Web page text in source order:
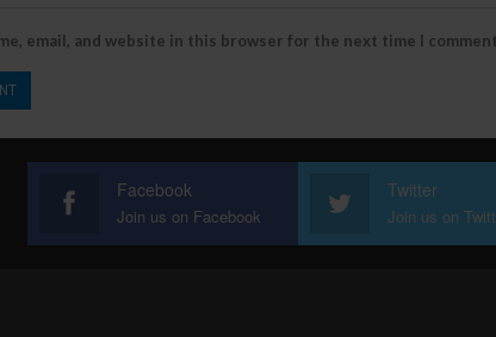
email, and website in this browser for the next time I
Facebook
Join us on Facebook
Twitter
Join us on